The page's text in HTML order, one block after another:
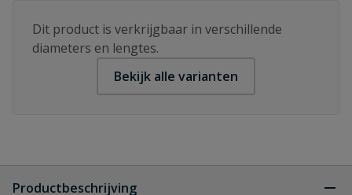
Dit product is verkrijgbaar in verschillende
diameters en lengtes.
Bekijk alle varianten
Productbeschrijving